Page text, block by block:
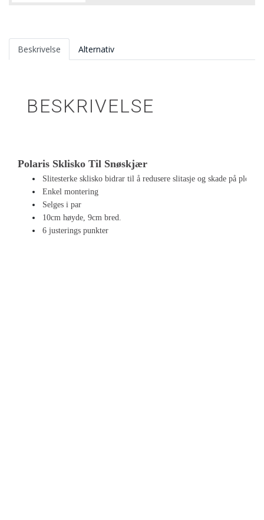
Beskrivelse Alternativ
BESKRIVELSE
Polaris Sklisko Til Snøskjær
Slitesterke sklisko bidrar til å redusere slitasje og skade på
Enkel montering
Selges i par
10cm høyde, 9cm bred.
6 justerings punkter